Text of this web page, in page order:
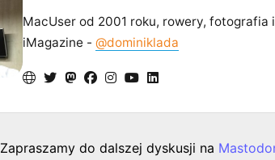
MacUser od 2001 roku, rowery,
iMagazine - @dominiklada
Zapraszamy do dalszej dyskusji na